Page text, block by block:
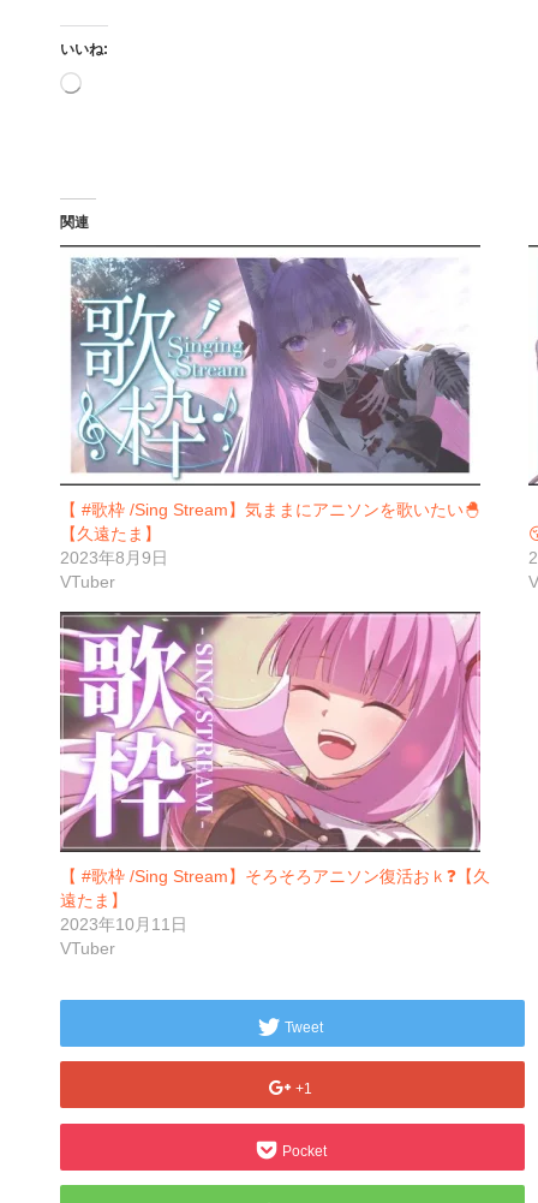
いいね:
読
関連
【 #歌枠 /Sing Stream】気ままにアニソンを歌いたい🐣
【久遠たま】
2023年8月9日
VTuber
【 #歌枠 /Sing Stream】そろそろアニソン復活おｋ❓【久
遠たま】
2023年10月11日
VTuber
Tweet
+1
Pocket